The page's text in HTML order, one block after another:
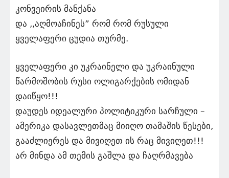
კონვეირის მანქანა
და ,,აღმოაჩინეს” რომ რომ რუსული
ყველაფერი ცუდია თურმე.
ყველაფერი კი უკრაინელი და უკრაინული
წარმოშობის რუსი ოლიგარქების ომიდან
დაიწყო!!!
დაუდეს იდეალური პოლიტიკური სარჩული –
ამერიკა დასავლეთმაც მიიღო თამაშის წესები,
გააძლიერეს და მივიღეთ ის რაც მივიღეთ!!!
არ მინდა ამ თემის გაშლა და ჩაღრმავება